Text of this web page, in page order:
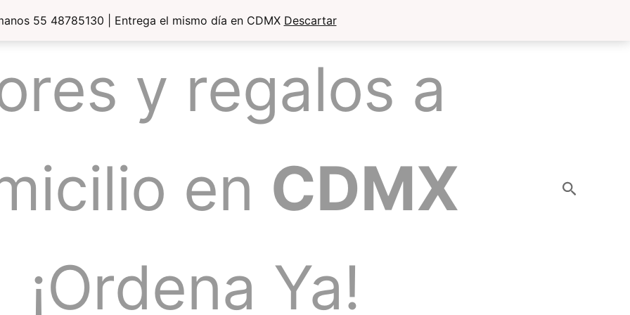
55 48785130 | Entrega el mismo día en CDMX Descartar
y regalos a
en CDMX
¡Ordena Ya!
Buscar